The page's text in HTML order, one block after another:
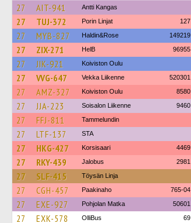
27 AIT-941 Antti Kangas
27 TUJ-372 Porin Linjat 127
27 MYB-827 Haldin&Rose 149219
27 ZIX-271 HelB 96955
27 JIK-921 Koiviston Oulu
27 VVG-647 Vekka Liikenne 520301
27 AMZ-327 Koiviston Oulu 8580
27 JJA-223 Soisalon Liikenne 9460
27 FFJ-811 Tammelundin
27 LTF-137 STA
27 HKG-427 Korsisaari 4469
27 RKY-439 Jalobus 2981
27 SLF-415 Töysän Linja
27 CGH-457 Paakinaho 765-04
27 EXE-927 Pohjolan Matka 50601
27 EXK-578 OlliBus 69